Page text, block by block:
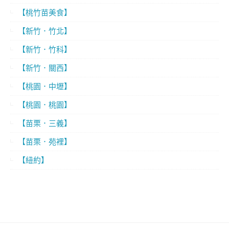
【桃竹苗美食】
【新竹．竹北】
【新竹．竹科】
【新竹．關西】
【桃園．中壢】
【桃園．桃園】
【苗栗．三義】
【苗栗．苑裡】
【紐約】